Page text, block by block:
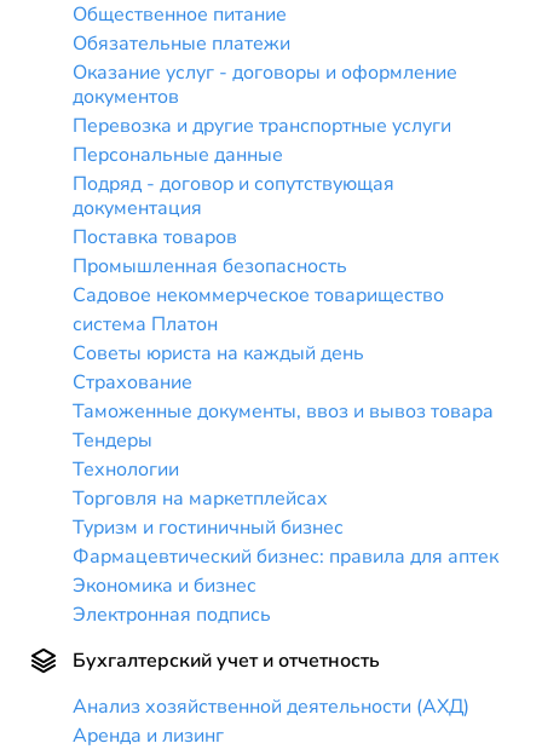
Общественное питание
Обязательные платежи
Оказание услуг - договоры и оформление
документов
Перевозка и другие транспортные услуги
Персональные данные
Подряд - договор и сопутствующая
документация
Поставка товаров
Промышленная безопасность
Садовое некоммерческое товарищество
система Платон
Советы юриста на каждый день
Страхование
Таможенные документы, ввоз и вывоз товара
Тендеры
Технологии
Торговля на маркетплейсах
Туризм и гостиничный бизнес
Фармацевтический бизнес: правила для аптек
Экономика и бизнес
Электронная подпись
Бухгалтерский учет и отчетность
Анализ хозяйственной деятельности (АХД)
Аренда и лизинг